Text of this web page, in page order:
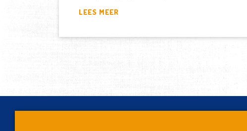
LEES MEERHOE
EEN
HYDROFOIL?